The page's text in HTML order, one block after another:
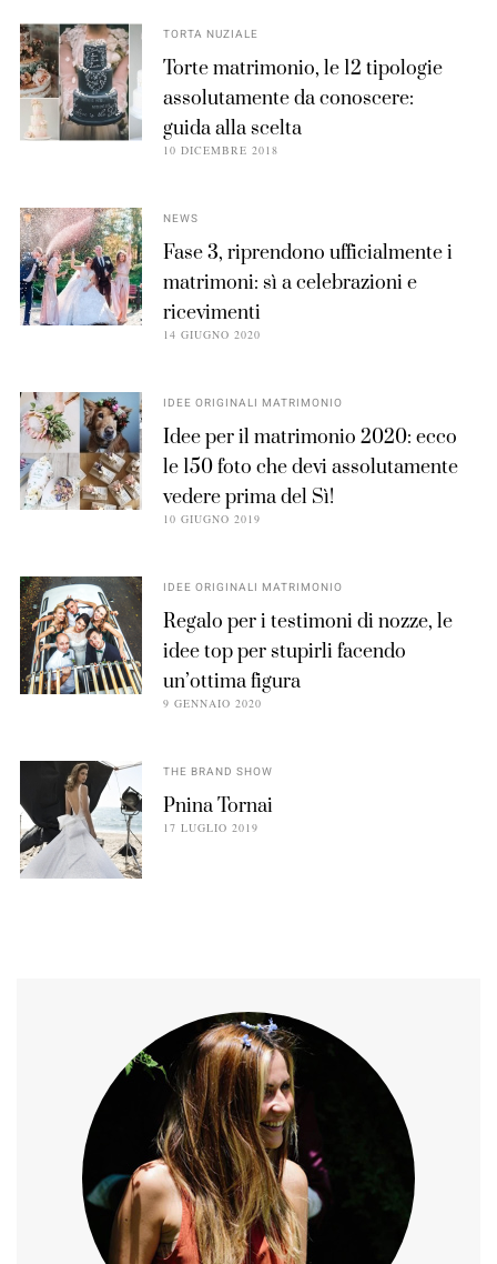
TORTA NUZIALE
Torte matrimonio, le 12 tipologie
assolutamente da conoscere:
guida alla scelta
10 DICEMBRE 2018
NEWS
Fase 3, riprendono ufficialmente i
matrimoni: sì a celebrazioni e
ricevimenti
14 GIUGNO 2020
IDEE ORIGINALI MATRIMONIO
Idee per il matrimonio 2020: ecco
le 150 foto che devi assolutamente
vedere prima del Sì!
10 GIUGNO 2019
IDEE ORIGINALI MATRIMONIO
Regalo per i testimoni di nozze, le
idee top per stupirli facendo
un’ottima figura
9 GENNAIO 2020
THE BRAND SHOW
Pnina Tornai
17 LUGLIO 2019